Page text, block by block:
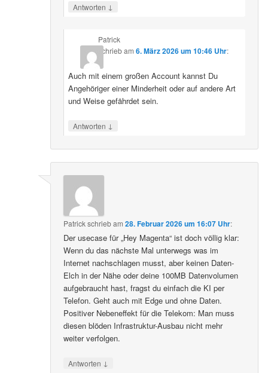
Antworten ↓
Patrick
schriebam 6. März 2026 um 10:46 Uhr:
Auch mit einem großen Account kannst Du
Angehöriger einer Minderheit oder auf andere Art
und Weise gefährdet sein.
Antworten ↓
Patrickschriebam28. Februar 2026 um 16:07 Uhr:
Der usecase für „Hey Magenta“ ist doch völlig klar:
Wenn du das nächste Mal unterwegs was im
Internet nachschlagen musst, aber keinen Daten-
Elch in der Nähe oder deine 100MB Datenvolumen
aufgebraucht hast, fragst du einfach die KI per
Telefon. Geht auch mit Edge und ohne Daten.
Positiver Nebeneffekt für die Telekom: Man muss
diesen blöden Infrastruktur-Ausbau nicht mehr
weiter verfolgen.
Antworten ↓